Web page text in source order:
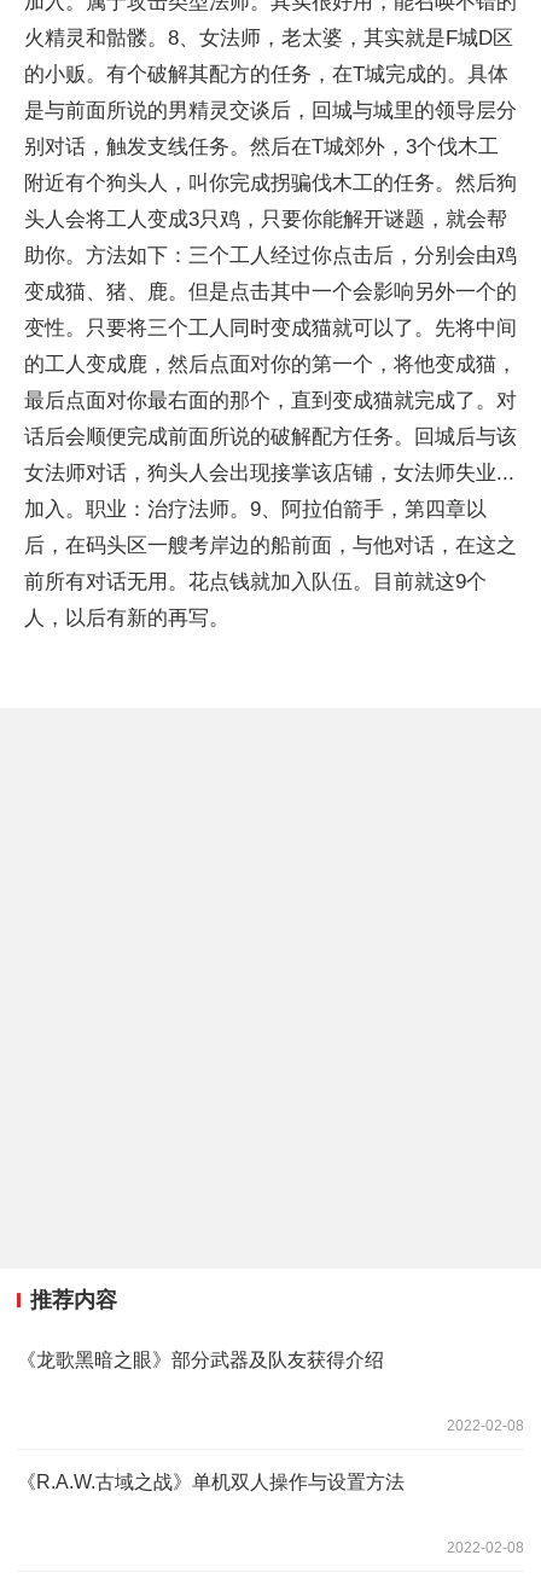
火精灵和骷髅。8、女法师，老太婆，其实就是F城D区
的小贩。有个破解其配方的任务，在T城完成的。具体
是与前面所说的男精灵交谈后，回城与城里的领导层分
别对话，触发支线任务。然后在T城郊外，3个伐木工
附近有个狗头人，叫你完成拐骗伐木工的任务。然后狗
头人会将工人变成3只鸡，只要你能解开谜题，就会帮
助你。方法如下：三个工人经过你点击后，分别会由鸡
变成猫、猪、鹿。但是点击其中一个会影响另外一个的
变性。只要将三个工人同时变成猫就可以了。先将中间
的工人变成鹿，然后点面对你的第一个，将他变成猫，
最后点面对你最右面的那个，直到变成猫就完成了。对
话后会顺便完成前面所说的破解配方任务。回城后与该
女法师对话，狗头人会出现接掌该店铺，女法师失业...
加入。职业：治疗法师。9、阿拉伯箭手，第四章以
后，在码头区一艘考岸边的船前面，与他对话，在这之
前所有对话无用。花点钱就加入队伍。目前就这9个
人，以后有新的再写。
推荐内容
《龙歌黑暗之眼》部分武器及队友获得介绍
2022-02-08
《R.A.W.古域之战》单机双人操作与设置方法
2022-02-08